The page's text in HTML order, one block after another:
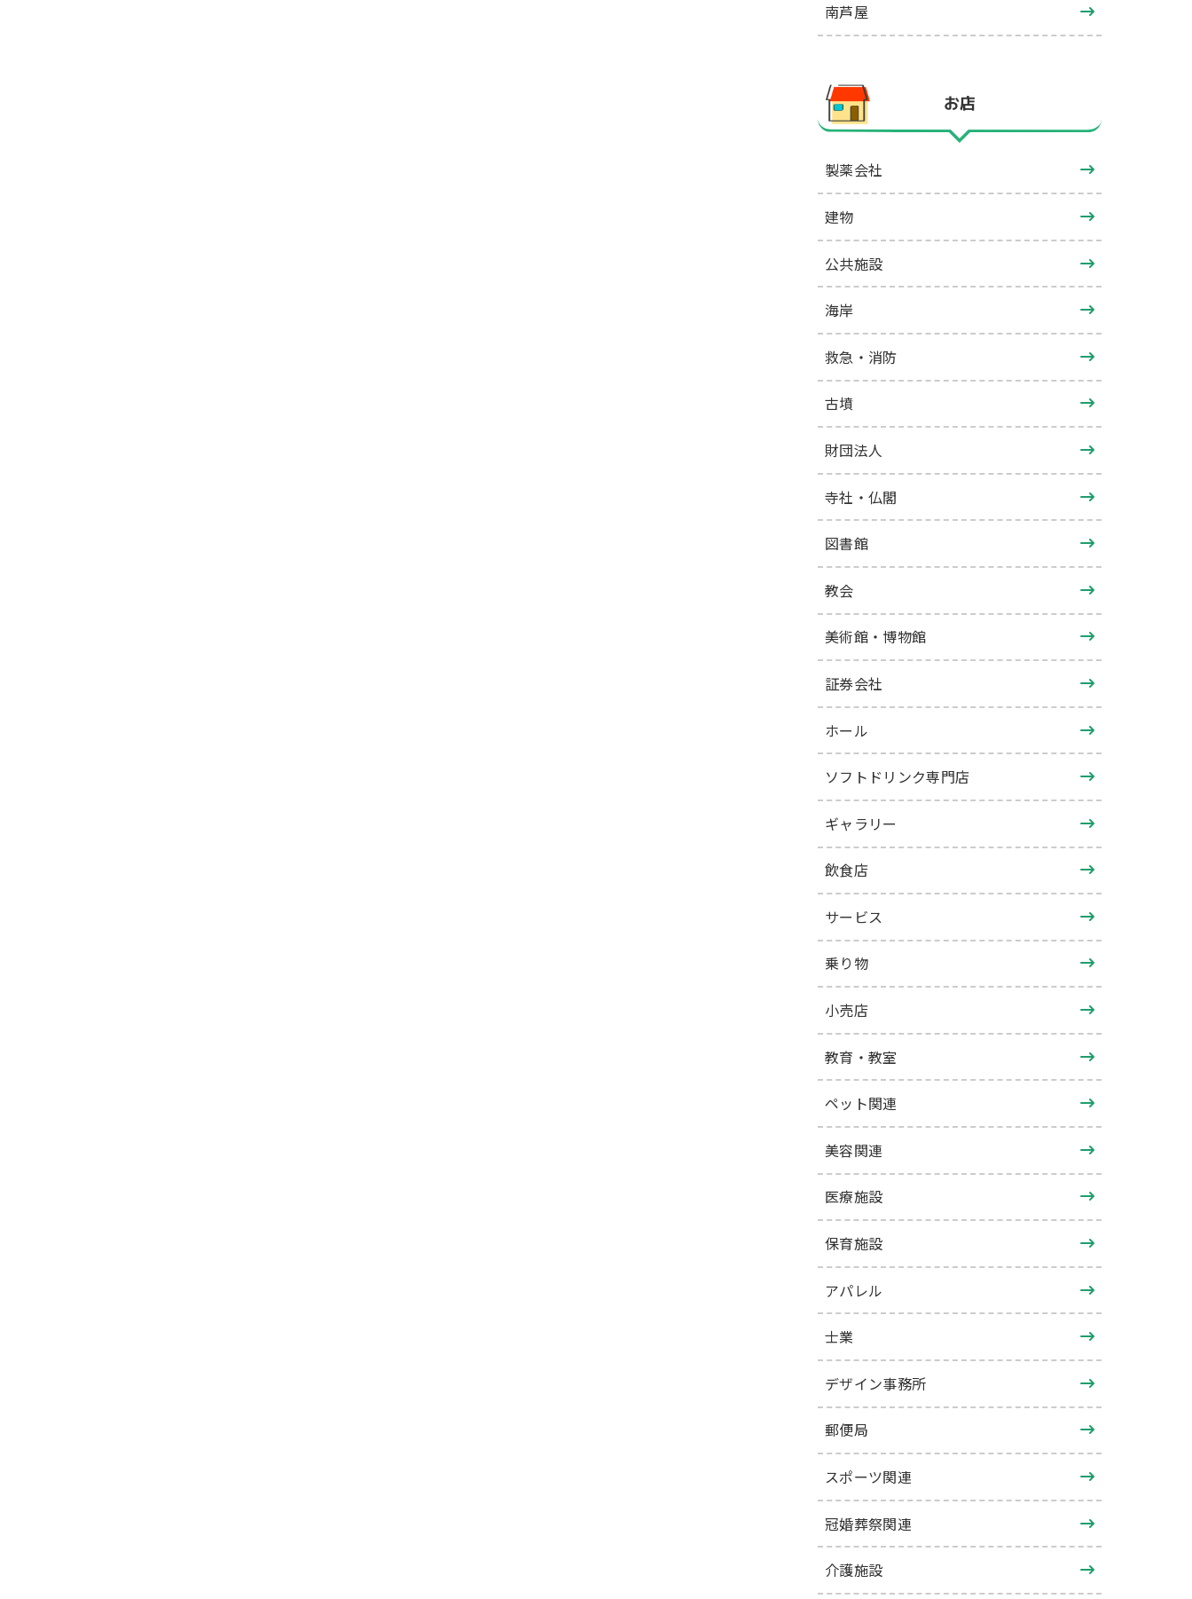
南芦屋
お店
製薬会社
建物
公共施設
海岸
救急・消防
古墳
財団法人
寺社・仏閣
図書館
教会
美術館・博物館
証券会社
ホール
ソフトドリンク専門店
ギャラリー
飲食店
サービス
乗り物
小売店
教育・教室
ペット関連
美容関連
医療施設
保育施設
アパレル
士業
デザイン事務所
郵便局
スポーツ関連
冠婚葬祭関連
介護施設